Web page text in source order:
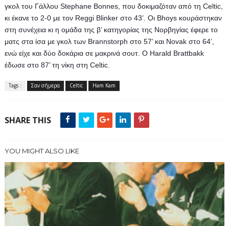
γκολ του Γάλλου Stephane Bonnes, που δοκιμαζόταν από τη Celtic,
κι έκανε το 2-0 με τον Reggi Blinker στο 43’. Οι Bhoys κουράστηκαν
στη συνέχεια κι η ομάδα της β’ κατηγορίας της Νορβηγίας έφερε το
ματς στα ίσα με γκολ των Brannstorph στο 57’ και Novak στο 64’,
ενώ είχε και δύο δοκάρια σε μακρινά σουτ. Ο Harald Brattbakk
έδωσε στο 87’ τη νίκη στη Celtic.
Tags : Σαν σήμερα Celtic Ham Kam
SHARE THIS
YOU MIGHT ALSO LIKE